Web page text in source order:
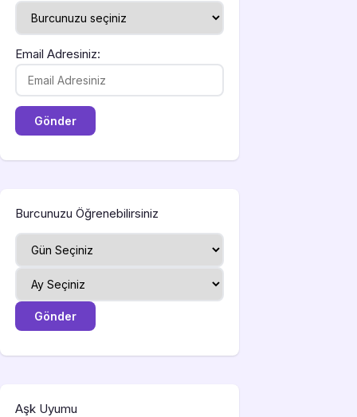
Email Adresiniz:
Burcunuzu Öğrenebilirsiniz
Aşk Uyumu